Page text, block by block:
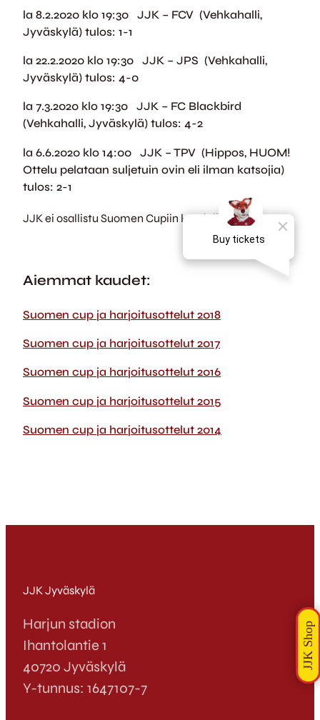
la 8.2.2020 klo 19:30 JJK – FCV (Vehkahalli,
Jyväskylä) tulos: 1-1
la 22.2.2020 klo 19:30 JJK – JPS (Vehkahalli,
Jyväskylä) tulos: 4-0
la 7.3.2020 klo 19:30 JJK – FC Blackbird
(Vehkahalli, Jyväskylä) tulos: 4-2
la 6.6.2020 klo 14:00 JJK – TPV (Hippos, HUOM!
Ottelu pelataan suljetuin ovin eli ilman katsojia)
tulos: 2-1
JJK ei osallistu Suomen Cupiin kaudella 2020.
Aiemmat kaudet:
Suomen cup ja harjoitusottelut 2018
Suomen cup ja harjoitusottelut 2017
Suomen cup ja harjoitusottelut 2016
Suomen cup ja harjoitusottelut 2015
Suomen cup ja harjoitusottelut 2014
JJK Jyväskylä
Harjun stadion
Ihantolantie 1
40720 Jyväskylä
Y-tunnus: 1647107-7